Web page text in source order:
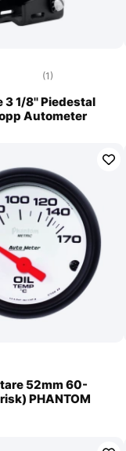
(1)
3 1/8'' Piedestal
Autometer
52mm 60-
PHANTOM